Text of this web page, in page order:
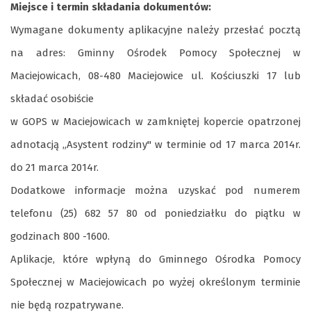
Miejsce i termin składania dokumentów:
Wymagane dokumenty aplikacyjne należy przesłać pocztą
na adres: Gminny Ośrodek Pomocy Społecznej w
Maciejowicach, 08-480 Maciejowice ul. Kościuszki 17 lub
składać osobiście
w GOPS w Maciejowicach w zamkniętej kopercie opatrzonej
adnotacją „Asystent rodziny" w terminie od 17 marca 2014r.
do 21 marca 2014r.
Dodatkowe informacje można uzyskać pod numerem
telefonu (25) 682 57 80 od poniedziałku do piątku w
godzinach 800 -1600.
Aplikacje, które wpłyną do Gminnego Ośrodka Pomocy
Społecznej w Maciejowicach po wyżej określonym terminie
nie będą rozpatrywane.